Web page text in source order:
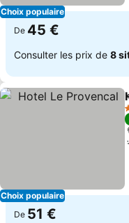
Choix populaire
De 45 €
Consulter les prix de 8
Choix populaire
De 51 €